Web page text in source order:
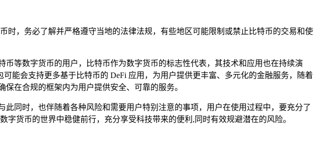
时，务必了解并严格遵守当地的法律法规，有些地区可能限制或禁止比特币的交易和使
等数字货币的用户，比特币作为数字货币的标志性代表，其技术和应用也在持续演
能会支持更多基于比特币的 DeFi 应用，为用户提供更丰富、多元化的金融服务，随着
在合规的框架内为用户提供安全、可靠的服务。
同时，也伴随着各种风险和需要用户特别注意的事项，用户在使用过程中，要充分了
货币的世界中稳健前行，充分享受科技带来的便利,同时有效规避潜在的风险。